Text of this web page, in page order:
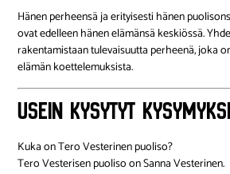
Hänen perheensä ja erityisesti hänen
ovat edelleen hänen elämänsä keskiössä.
rakentamistaan tulevaisuutta perheenä, joka
elämän koettelemuksista.
Usein kysytyt
Kuka on Tero Vesterinen puoliso?
Tero Vesterisen puoliso on Sanna Vesterinen.